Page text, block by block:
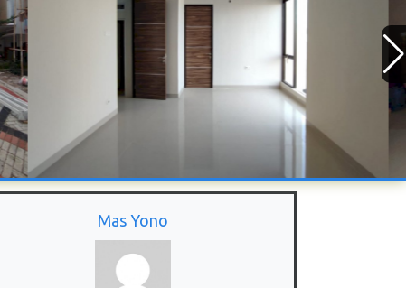
Mas Yono